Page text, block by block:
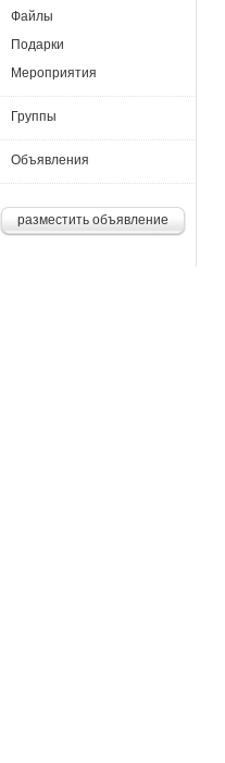
Файлы
Подарки
Мероприятия
Группы
Объявления
разместить объявление